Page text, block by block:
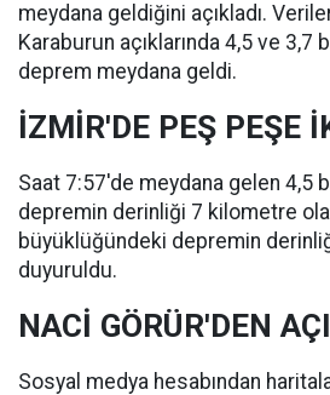
meydana geldiğini açıkladı.
Karaburun açıklarında 4,5 ve 3,7
deprem meydana geldi.
İZMİR'DE PEŞ PEŞE
Saat 7:57'de meydana gelen 4,5
depremin derinliği 7 kilometre
büyüklüğündeki depremin
duyuruldu.
NACİ GÖRÜR'DEN
Sosyal medya hesabından